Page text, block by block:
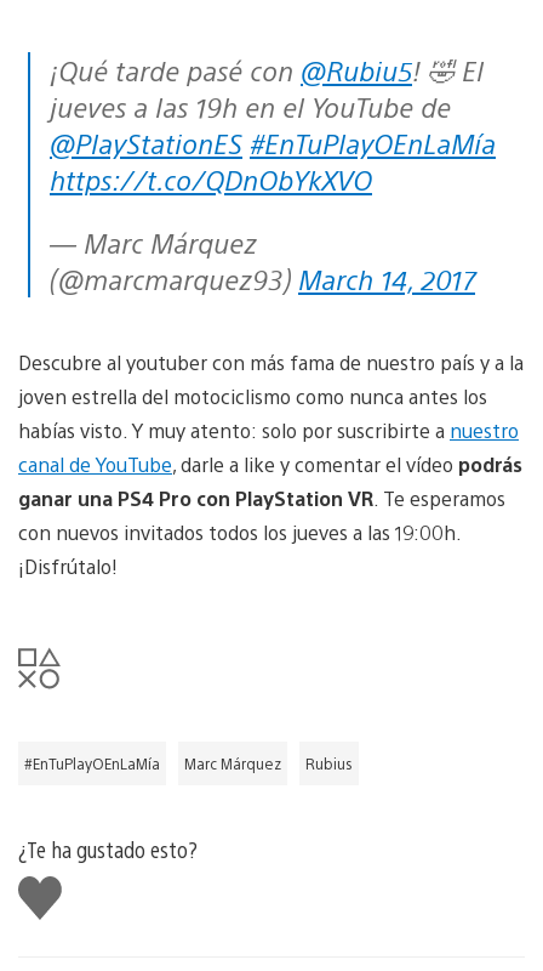
¡Qué tarde pasé con @Rubiu5! 🤣 El
jueves a las 19h en el YouTube de
@PlayStationES #EnTuPlayOEnLaMía
https://t.co/QDnObYkXVO
— Marc Márquez
(@marcmarquez93) March 14, 2017
Descubre al youtuber con más fama de nuestro país y a la
joven estrella del motociclismo como nunca antes los
habías visto. Y muy atento: solo por suscribirte a nuestro
canal de YouTube, darle a like y comentar el vídeo podrás
ganar una PS4 Pro con PlayStation VR . Te esperamos
con nuevos invitados todos los jueves a las 19:00h.
¡Disfrútalo!
#EnTuPlayOEnLaMía Marc Márquez Rubius
¿Te ha gustado esto?
Me
gusta